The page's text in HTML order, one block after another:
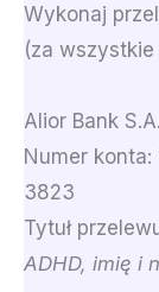
Wykonaj
(za
Alior Bank S.A.
Numer
3823
Tytuł
ADHD, imię i